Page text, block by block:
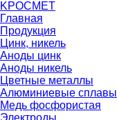
KРОСМ ЕТ
Главная
Продукция
Цинк, никель
Аноды цинк
Аноды никель
Цветные металлы
Алюминиевые сплавы
Медь фосфористая
Электроды